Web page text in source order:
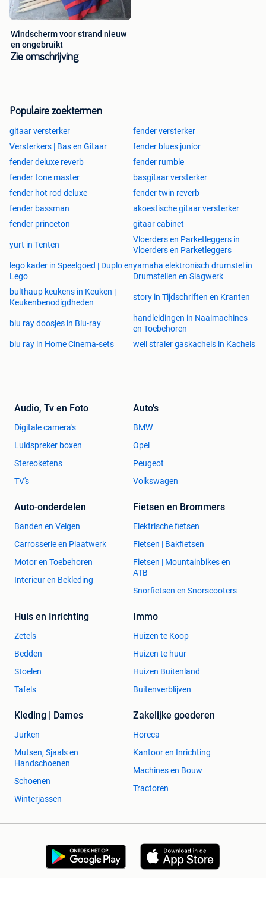
Windscherm voor strand nieuw
en ongebruikt
Zie omschrijving
Populaire zoektermen
gitaar versterker
fender versterker
Versterkers | Bas en Gitaar
fender blues junior
fender deluxe reverb
fender rumble
fender tone master
basgitaar versterker
fender hot rod deluxe
fender twin reverb
fender bassman
akoestische gitaar versterker
fender princeton
gitaar cabinet
yurt in Tenten
Vloerders en Parketleggers in
Vloerders en Parketleggers
lego kader in Speelgoed | Duplo en
Lego
yamaha elektronisch drumstel in
Drumstellen en Slagwerk
bulthaup keukens in Keuken |
Keukenbenodigdheden
story in Tijdschriften en Kranten
blu ray doosjes in Blu-ray
handleidingen in Naaimachines
en Toebehoren
blu ray in Home Cinema-sets
well straler gaskachels in Kachels
Audio, Tv en Foto
Digitale camera's
Luidspreker boxen
Stereoketens
TV's
Auto's
BMW
Opel
Peugeot
Volkswagen
Auto-onderdelen
Banden en Velgen
Carrosserie en Plaatwerk
Motor en Toebehoren
Interieur en Bekleding
Fietsen en Brommers
Elektrische fietsen
Fietsen | Bakfietsen
Fietsen | Mountainbikes en
ATB
Snorfietsen en Snorscooters
Huis en Inrichting
Zetels
Bedden
Stoelen
Tafels
Immo
Huizen te Koop
Huizen te huur
Huizen Buitenland
Buitenverblijven
Kleding | Dames
Jurken
Mutsen, Sjaals en
Handschoenen
Schoenen
Winterjassen
Zakelijke goederen
Horeca
Kantoor en Inrichting
Machines en Bouw
Tractoren